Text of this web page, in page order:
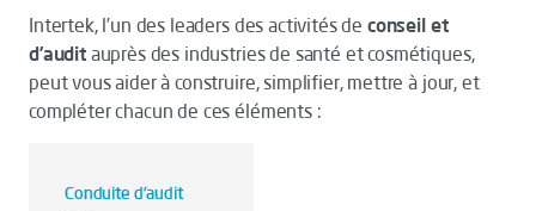
Intertek, l’un des leaders des activités de conseil et
d’auditauprès des industries de santé et cosmétiques,
peut vous aider à construire, simplifier, mettre à jour, et
compléter chacun de ces éléments :
Conduite d'audit